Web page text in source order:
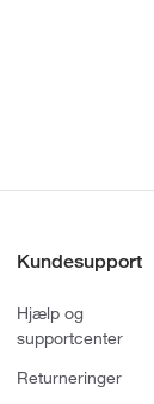
Kundesupport
Hjælp og
supportcenter
Returneringer